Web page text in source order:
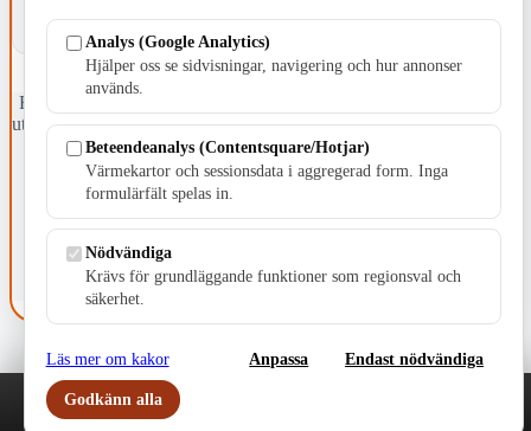
Fristående webbtidningsföretag grundat 1991 som sedan 2002 ger
ut tidningen Skillingaryd.nu och 2010 lanserades Värnamo.nu. Från
april 2026 omfattar Skillingaryd.nu tre kommuner: Gnosjö,
Värnamo och Vaggeryds kommun.
E-post: redaktionen@skillingaryd.nu
Postadress: Gisslaköp 1, 568 92 Skillingaryd
Kakinställningar
Analys (Google Analytics)
Hjälper oss se sidvisningar, navigering och hur annonser
används.
Beteendeanalys (Contentsquare/Hotjar)
Värmekartor och sessionsdata i aggregerad form. Inga
formulärfält spelas in.
Nödvändiga
Krävs för grundläggande funktioner som regionsval och
säkerhet.
Läs mer om kakor Anpassa Endast nödvändiga
Godkänn alla